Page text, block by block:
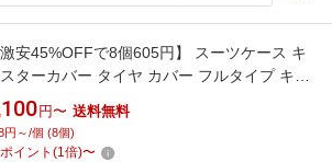
激安45%OFFで8個605円】 スーツケース キ
ターカバー タイヤ カバー フルタイプ キャ
ケース タイヤカバー トラベルグッズ キャ
ーバッグ シリコン キャスター カバー 静音 ス
ケースカバー 便利グッズ キャスターカバ
円〜 送料無料
円～/個 (8個)
ポイント (1倍)〜